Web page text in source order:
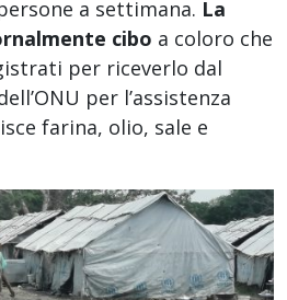
a settimana. La
cibo a coloro che
per riceverlo dal
per l’assistenza
farina, olio, sale e